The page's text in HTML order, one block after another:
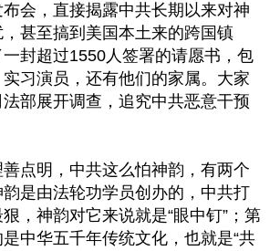
会，直接揭露中共长期以来对神
甚至搞到美国本土来的跨国镇
封超过1550人签署的请愿书，包
习演员，还有他们的家属。大家
部展开调查，追究中共恶意干预
点明，中共这么怕神韵，有两个
是由法轮功学员创办的，中共打
，神韵对它来说就是“眼中钉”；第
中华五千年传统文化，也就是“共